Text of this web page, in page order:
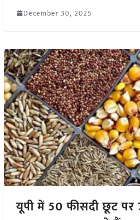
December 30, 2025
यूपी में 50 फीसदी छूट पर